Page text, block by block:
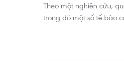
Theo một nghiên cứu,
trong đó một số tế bào